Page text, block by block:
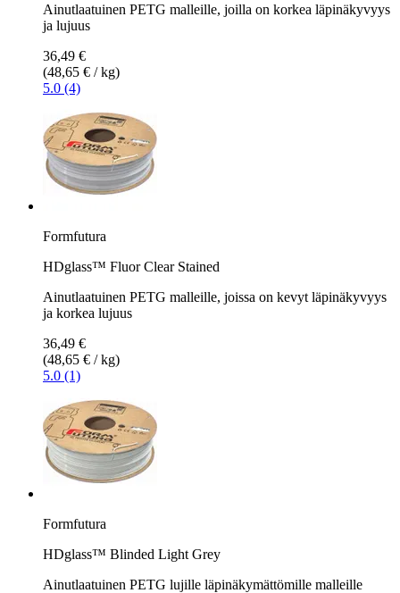
Ainutlaatuinen PETG malleille, joilla on korkea läpinäkyvyys
ja lujuus
36,49 €
(48,65 € / kg)
5.0 (4)
Formfutura
HDglass™ Fluor Clear Stained
Ainutlaatuinen PETG malleille, joissa on kevyt läpinäkyvyys
ja korkea lujuus
36,49 €
(48,65 € / kg)
5.0 (1)
Formfutura
HDglass™ Blinded Light Grey
Ainutlaatuinen PETG lujille läpinäkymättömille malleille